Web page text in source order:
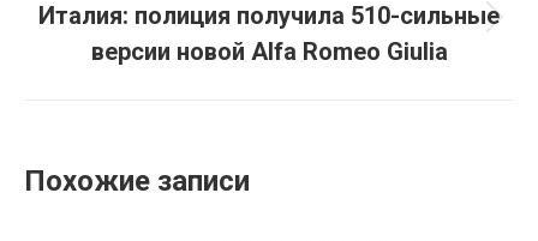
Следующая
запись:
Италия: полиция получила 510-сильные
версии новой Alfa Romeo Giulia
Похожие записи